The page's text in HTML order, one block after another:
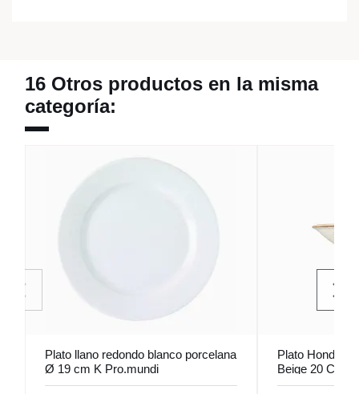
16 Otros productos en la misma
categoría:
Plato llano redondo blanco porcelana
Ø 19 cm K Pro.mundi
Plato Hondo
Beige 20 Cm
Porland